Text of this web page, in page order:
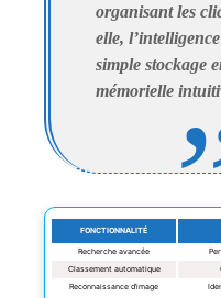
organisant les
elle,
simple stockage
mémorielle
FONCTIONNALITÉ
Recherche avancée
Classement automatique
Reconnaissance d’image